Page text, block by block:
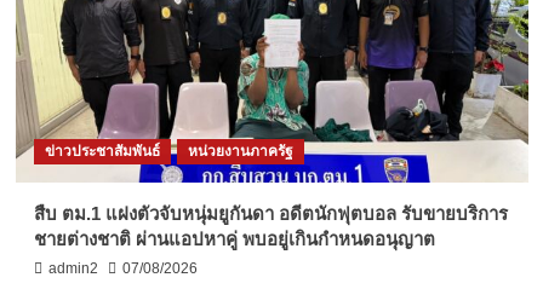
ข่าวประชาสัมพันธ์ หน่วยงานภาครัฐ
สืบ ตม.1 แฝงตัวจับหนุ่มยูกันดา อดีตนักฟุตบอล รับขายบริการ
ชายต่างชาติ ผ่านแอปหาคู่ พบอยู่เกินกำหนดอนุญาต
admin2 07/08/2026